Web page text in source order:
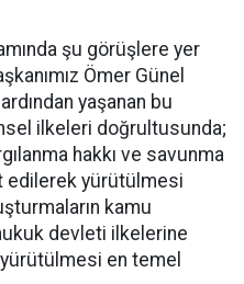
şu görüşlere yer
Ömer Günel
yaşanan bu
ilkeleri doğrultusunda;
hakkı ve savunma
edilerek yürütülmesi
kamu
devleti ilkelerine
en temel